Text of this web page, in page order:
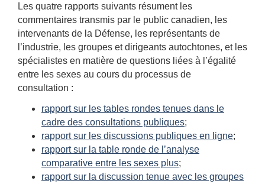
Les quatre rapports suivants résument les
commentaires transmis par le public canadien, les
intervenants de la Défense, les représentants de
l’industrie, les groupes et dirigeants autochtones, et les
spécialistes en matière de questions liées à l’égalité
entre les sexes au cours du processus de
consultation :
rapport sur les tables rondes tenues dans le
cadre des consultations publiques;
rapport sur les discussions publiques en ligne;
rapport sur la table ronde de l’analyse
comparative entre les sexes plus;
rapport sur la discussion tenue avec les groupes